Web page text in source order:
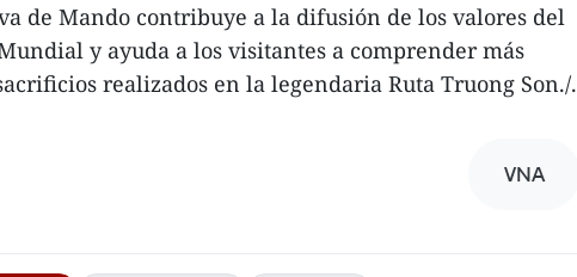
de Mando contribuye a la difusión de los valores del
y ayuda a los visitantes a comprender más
realizados en la legendaria Ruta Truong Son./.
VNA